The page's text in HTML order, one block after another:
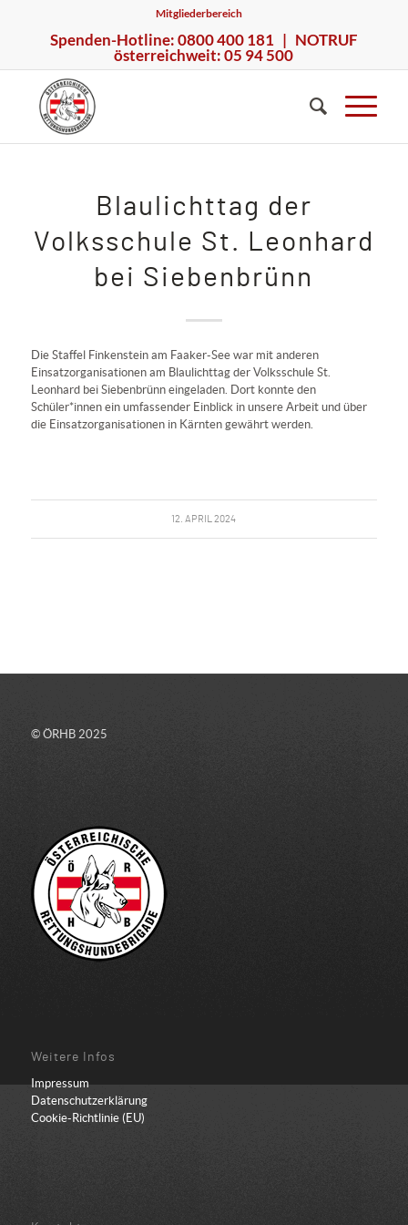
Mitgliederbereich
Spenden-Hotline: 0800 400 181 | NOTRUF
österreichweit: 05 94 500
Blaulichttag der
Volksschule St. Leonhard
bei Siebenbrünn
Die Staffel Finkenstein am Faaker-See war mit anderen
Einsatzorganisationen am Blaulichttag der Volksschule St.
Leonhard bei Siebenbrünn eingeladen. Dort konnte den
Schüler*innen ein umfassender Einblick in unsere Arbeit und über
die Einsatzorganisationen in Kärnten gewährt werden.
12. APRIL 2024
© ÖRHB 2025
Weitere Infos
Impressum
Datenschutzerklärung
Cookie-Richtlinie (EU)